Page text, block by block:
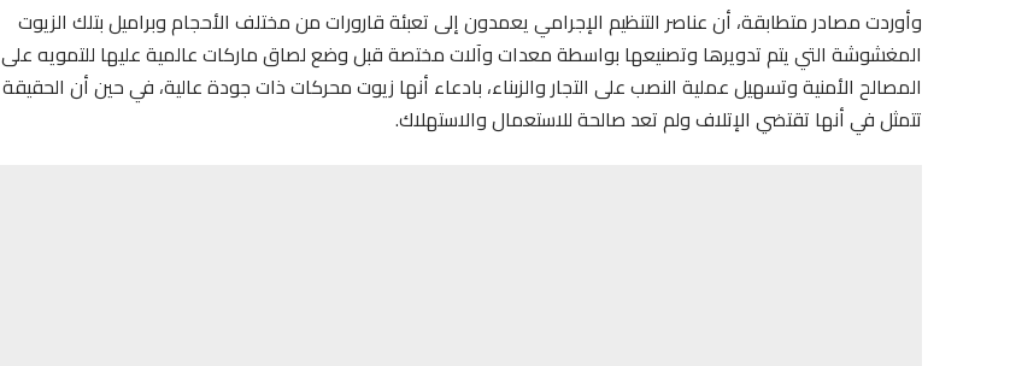
وأوردت مصادر متطابقة، أن عناصر التنظيم الإجرامي يعمدون إلى تعبئة قارورات من مختلف الأحجام وبراميل بتلك الزيوت
المغشوشة التي يتم تدويرها وتصنيعها بواسطة معدات وآلات مختصة قبل وضع لصاق ماركات عالمية عليها للتمويه على
المصالح الأمنية وتسهيل عملية النصب على التجار والزبناء، بادعاء أنها زيوت محركات ذات جودة عالية، في حين أن الحقيقة
تتمثل في أنها تقتضي الإتلاف ولم تعد صالحة للاستعمال والاستهلاك.